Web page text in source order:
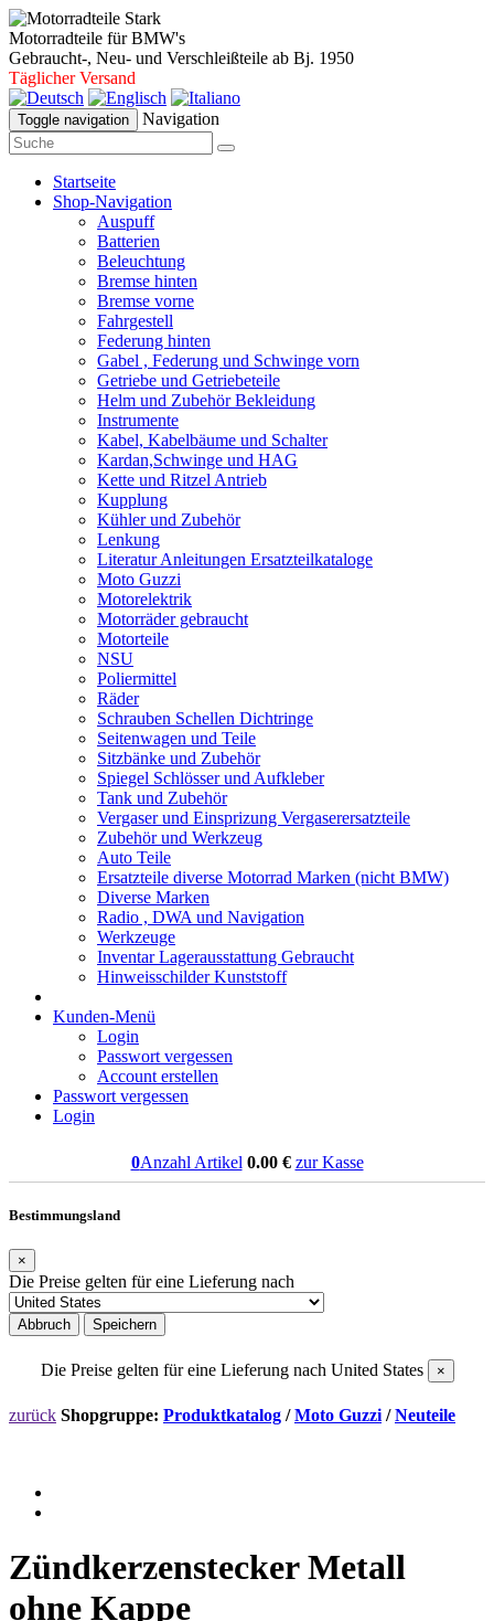
Motorradteile für BMW's
Gebraucht-, Neu- und Verschleißteile ab Bj. 1950
Täglicher Versand
Toggle navigation Navigation
Startseite
Shop-Navigation
Auspuff
Batterien
Beleuchtung
Bremse hinten
Bremse vorne
Fahrgestell
Federung hinten
Gabel , Federung und Schwinge vorn
Getriebe und Getriebeteile
Helm und Zubehör Bekleidung
Instrumente
Kabel, Kabelbäume und Schalter
Kardan,Schwinge und HAG
Kette und Ritzel Antrieb
Kupplung
Kühler und Zubehör
Lenkung
Literatur Anleitungen Ersatzteilkataloge
Moto Guzzi
Motorelektrik
Motorräder gebraucht
Motorteile
NSU
Poliermittel
Räder
Schrauben Schellen Dichtringe
Seitenwagen und Teile
Sitzbänke und Zubehör
Spiegel Schlösser und Aufkleber
Tank und Zubehör
Vergaser und Einsprizung Vergaserersatzteile
Zubehör und Werkzeug
Auto Teile
Ersatzteile diverse Motorrad Marken (nicht BMW)
Diverse Marken
Radio , DWA und Navigation
Werkzeuge
Inventar Lagerausstattung Gebraucht
Hinweisschilder Kunststoff
Kunden-Menü
Login
Passwort vergessen
Account erstellen
Passwort vergessen
Login
0Anzahl Artikel 0.00€ zur Kasse
Bestimmungsland
×
Die Preise gelten für eine Lieferung nach
Abbruch Speichern
Die Preise gelten für eine Lieferung nach United States ×
zurück Shopgruppe: Produktkatalog /Moto Guzzi /Neuteile
Zündkerzenstecker Metall
ohne Kappe